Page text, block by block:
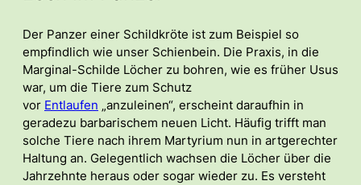
Der Panzer einer Schildkröte ist zum Beispiel so
empfindlich wie unser Schienbein. Die Praxis, in die
Marginal-Schilde Löcher zu bohren, wie es früher Usus
war, um die Tiere zum Schutz
vor Entlaufen „anzuleinen“, erscheint daraufhin in
geradezu barbarischem neuen Licht. Häufig trifft man
solche Tiere nach ihrem Martyrium nun in artgerechter
Haltung an. Gelegentlich wachsen die Löcher über die
Jahrzehnte heraus oder sogar wieder zu. Es versteht